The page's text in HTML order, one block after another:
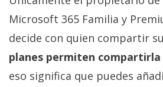
Informático
(CC) 2006-
derechos
reservados.
Microsoft 365 Familia y
decide con quien compartir
planes permiten compartirla
eso significa que puedes